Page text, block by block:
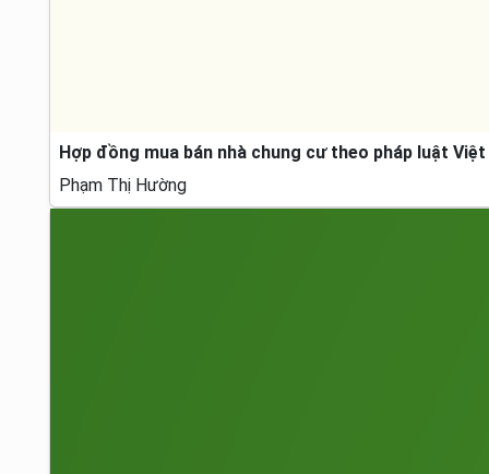
Hợp đồng mua bán nhà chung cư theo pháp luật Việt
Phạm Thị Hường